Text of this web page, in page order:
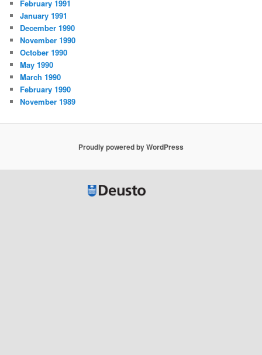
February 1991
January 1991
December 1990
November 1990
October 1990
May 1990
March 1990
February 1990
November 1989
Proudly powered by WordPress